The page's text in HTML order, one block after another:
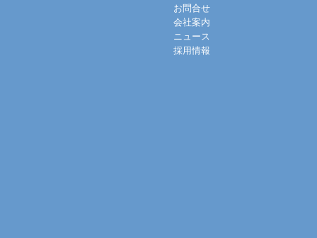
お問合せ
会社案内
ニュース
採用情報